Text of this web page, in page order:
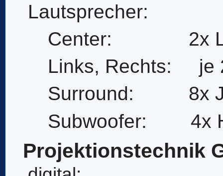
Lautsprecher:
Center: 2x L-
Links, Rechts: je
Surround: 8x
Subwoofer: 4x
Projektionstechnik